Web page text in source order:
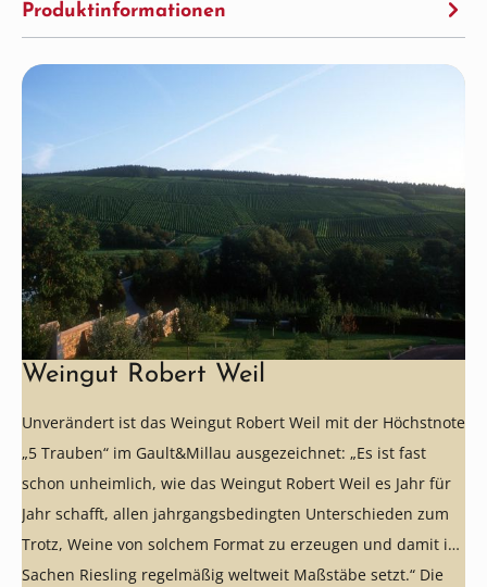
Produktinformationen
Weingut Robert Weil
Unverändert ist das Weingut Robert Weil mit der Höchstnote
„5 Trauben“ im Gault&Millau ausgezeichnet: „Es ist fast
schon unheimlich, wie das Weingut Robert Weil es Jahr für
Jahr schafft, allen jahrgangsbedingten Unterschieden zum
Trotz, Weine von solchem Format zu erzeugen und damit in
Sachen Riesling regelmäßig weltweit Maßstäbe setzt.“ Die